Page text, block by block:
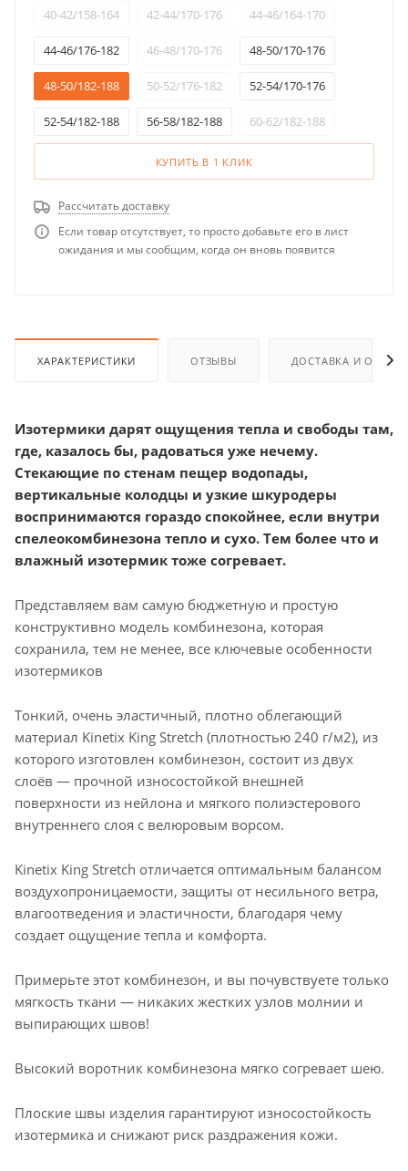
40-42/158-164
42-44/170-176 44-46/164-170
44-46/176-182 46-48/170-176 48-50/170-176
48-50/182-188 50-52/176-182 52-54/170-176
52-54/182-188 56-58/182-188 60-62/182-188
КУПИТЬ В 1 КЛИК
Рассчитать доставку
Если товар отсутствует, то просто добавьте его в лист
ожидания и мы сообщим, когда он вновь появится
ХАРАКТЕРИСТИКИ ОТЗЫВЫ ДОСТАВКА И
Изотермики дарят ощущения тепла и свободы там,
где, казалось бы, радоваться уже нечему.
Стекающие по стенам пещер водопады,
вертикальные колодцы и узкие шкуродеры
воспринимаются гораздо спокойнее, если внутри
спелеокомбинезона тепло и сухо. Тем более что и
влажный изотермик тоже согревает.
Представляем вам самую бюджетную и простую
конструктивно модель комбинезона, которая
сохранила, тем не менее, все ключевые особенности
изотермиков
Тонкий, очень эластичный, плотно облегающий
материал Kinetix King Stretch (плотностью 240 г/м2), из
которого изготовлен комбинезон, состоит из двух
слоёв — прочной износостойкой внешней
поверхности из нейлона и мягкого полиэстерового
внутреннего слоя с велюровым ворсом.
Kinetix King Stretch отличается оптимальным балансом
воздухопроницаемости, защиты от несильного ветра,
влагоотведения и эластичности, благодаря чему
создает ощущение тепла и комфорта.
Примерьте этот комбинезон, и вы почувствуете только
мягкость ткани — никаких жестких узлов молнии и
выпирающих швов!
Высокий воротник комбинезона мягко согревает шею.
Плоские швы изделия гарантируют износостойкость
изотермика и снижают риск раздражения кожи.